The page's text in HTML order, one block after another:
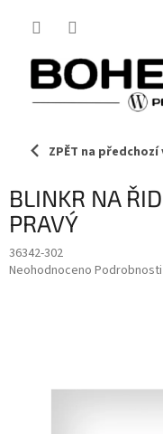
ZPĚT na
BLINKR NA
PRAVÝ
36342-302
Průměrné
hvězdiček.
Neohodnoceno